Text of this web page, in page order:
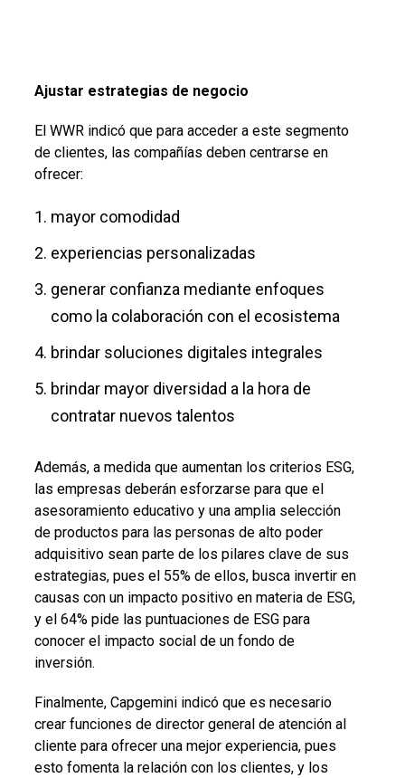
Ajustar estrategias de negocio
El WWR indicó que para acceder a este segmento
de clientes, las compañías deben centrarse en
ofrecer:
mayor comodidad
experiencias personalizadas
generar confianza mediante enfoques
como la colaboración con el ecosistema
brindar soluciones digitales integrales
brindar mayor diversidad a la hora de
contratar nuevos talentos
Además, a medida que aumentan los criterios ESG,
las empresas deberán esforzarse para que el
asesoramiento educativo y una amplia selección
de productos para las personas de alto poder
adquisitivo sean parte de los pilares clave de sus
estrategias, pues el 55% de ellos, busca invertir en
causas con un impacto positivo en materia de ESG,
y el 64% pide las puntuaciones de ESG para
conocer el impacto social de un fondo de
inversión.
Finalmente, Capgemini indicó que es necesario
crear funciones de director general de atención al
cliente para ofrecer una mejor experiencia, pues
esto fomenta la relación con los clientes, y los